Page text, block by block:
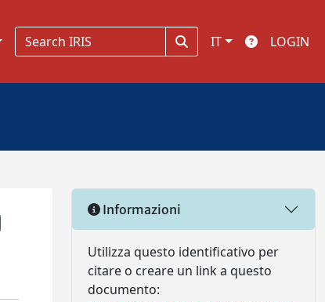
IT LOGIN
Informazioni
Utilizza questo identificativo per
citare o creare un link a questo
documento: